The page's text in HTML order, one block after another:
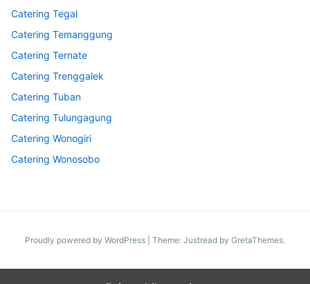
Catering Tegal
Catering Temanggung
Catering Ternate
Catering Trenggalek
Catering Tuban
Catering Tulungagung
Catering Wonogiri
Catering Wonosobo
Proudly powered by WordPress Theme: Justread by GretaThemes.